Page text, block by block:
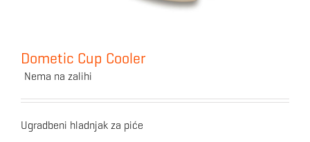
Dometic Cup Cooler
Nema na zalihi
Ugradbeni hladnjak za piće